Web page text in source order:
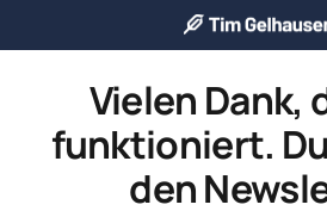
Vielen Dank,
funktioniert.
den